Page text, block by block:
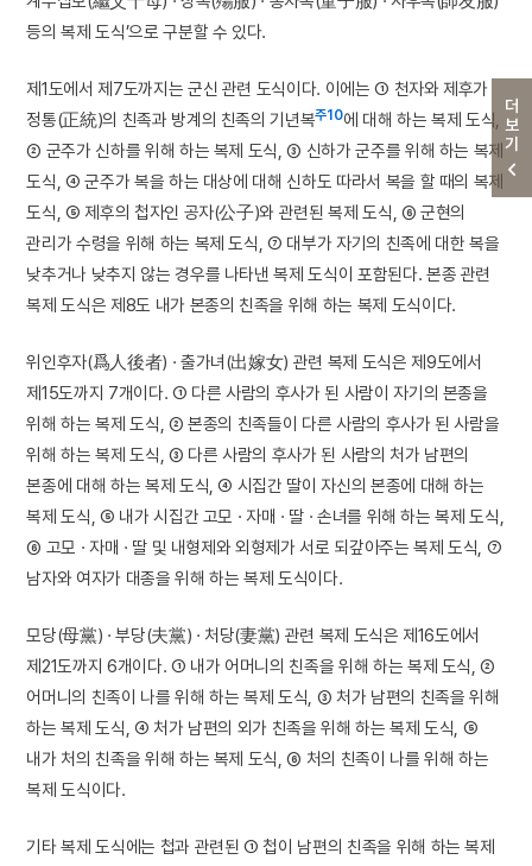
더보기
등의 복제 도식’으로 구분할 수 있다.
제1도에서 제7도까지는 군신 관련 도식이다. 이에는 ① 천자와 제후가
정통(正統)의 친족과 방계의 친족의 기년복주10에 대해 하는 복제 도식,
② 군주가 신하를 위해 하는 복제 도식, ③ 신하가 군주를 위해 하는 복제
도식, ④ 군주가 복을 하는 대상에 대해 신하도 따라서 복을 할 때의 복제
도식, ⑤ 제후의 첩자인 공자(公子)와 관련된 복제 도식, ⑥ 군현의
관리가 수령을 위해 하는 복제 도식, ⑦ 대부가 자기의 친족에 대한 복을
낮추거나 낮추지 않는 경우를 나타낸 복제 도식이 포함된다. 본종 관련
복제 도식은 제8도 내가 본종의 친족을 위해 하는 복제 도식이다.
위인후자(爲人後者) · 출가녀(出嫁女) 관련 복제 도식은 제9도에서
제15도까지 7개이다. ① 다른 사람의 후사가 된 사람이 자기의 본종을
위해 하는 복제 도식, ② 본종의 친족들이 다른 사람의 후사가 된 사람을
위해 하는 복제 도식, ③ 다른 사람의 후사가 된 사람의 처가 남편의
본종에 대해 하는 복제 도식, ④ 시집간 딸이 자신의 본종에 대해 하는
복제 도식, ⑤ 내가 시집간 고모 · 자매 · 딸 · 손녀를 위해 하는 복제 도식,
⑥ 고모 · 자매 · 딸 및 내형제와 외형제가 서로 되갚아주는 복제 도식, ⑦
남자와 여자가 대종을 위해 하는 복제 도식이다.
모당(母黨) · 부당(夫黨) · 처당(妻黨) 관련 복제 도식은 제16도에서
제21도까지 6개이다. ① 내가 어머니의 친족을 위해 하는 복제 도식, ②
어머니의 친족이 나를 위해 하는 복제 도식, ③ 처가 남편의 친족을 위해
하는 복제 도식, ④ 처가 남편의 외가 친족을 위해 하는 복제 도식, ⑤
내가 처의 친족을 위해 하는 복제 도식, ⑥ 처의 친족이 나를 위해 하는
복제 도식이다.
기타 복제 도식에는 첩과 관련된 ① 첩이 남편의 친족을 위해 하는 복제